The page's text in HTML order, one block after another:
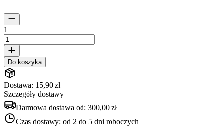
1
Do koszyka
Dostawa: 15,90 zł
Szczegóły dostawy
Darmowa dostawa od: 300,00 zł
Czas dostawy: od 2 do 5 dni roboczych